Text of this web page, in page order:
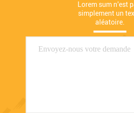
Lorem sum n'est
simplement un
aléatoire.